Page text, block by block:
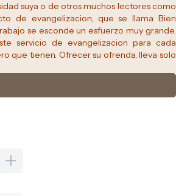
suya o de otros muchos lectores como
de evangelizacion, que se llama Bien
se esconde un esfuerzo muy grande.
servicio de evangelizacion para cada
que tienen. Ofrecer su ofrenda, lleva solo